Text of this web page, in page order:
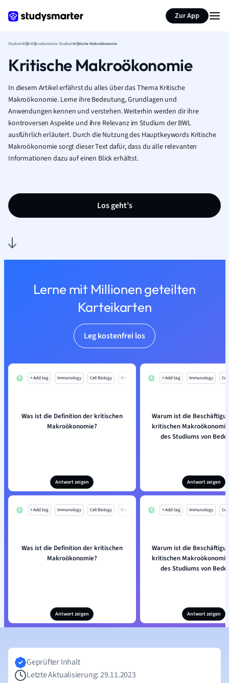
Zur App
StudiumBWLMakroökonomie StudiumKritische Makroökonomie
Kritische Makroökonomie
In diesem Artikel erfährst du alles über das Thema Kritische
Makroökonomie. Lerne ihre Bedeutung, Grundlagen und
Anwendungen kennen und verstehen. Weiterhin werden dir ihre
kontroversen Aspekte und ihre Relevanz im Studium der BWL
ausführlich erläutert. Durch die Nutzung des Hauptkeywords Kritische
Makroökonomie sorgt dieser Text dafür, dass du alle relevanten
Informationen dazu auf einen Blick erhältst.
Los geht’s
Lerne mit Millionen geteilten
Karteikarten
Leg kostenfrei los
+ Add tag Immunology Cell Biology Mo
Was ist die Definition der kritischen
Makroökonomie?
Antwort zeigen
+ Add tag Immunology
Warum ist die
kritischen
des Studiums von
Antwort zeigen
+ Add tag Immunology Cell Biology Mo
Was ist die Definition der kritischen
Makroökonomie?
Antwort zeigen
+ Add tag Immunology
Warum ist die
kritischen
des Studiums von
Antwort zeigen
Geprüfter Inhalt
Letzte Aktualisierung: 29.11.2023